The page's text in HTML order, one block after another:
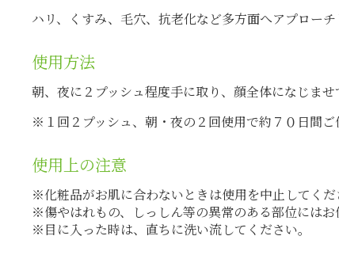
ハリ、くすみ、毛穴、抗老化など多方面へアプロー
使用方法
朝、夜に２プッシュ程度手に取り、顔全体になじませ
※１回２プッシュ、朝・夜の２回使用で約７０日間ご
使用上の注意
※化粧品がお肌に合わないときは使用を中止してくだ
※傷やはれもの、しっしん等の異常のある部位にはお
※目に入った時は、直ちに洗い流してください。